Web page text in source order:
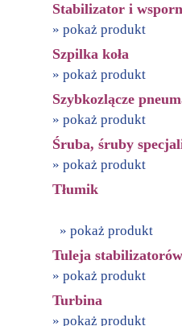
Stabilizator i
» pokaż produkt
Szpilka koła
» pokaż produkt
Szybkozlącze
» pokaż produkt
Śruba, śruby
» pokaż produkt
Tłumik
» pokaż produkt
Tuleja
» pokaż produkt
Turbina
» pokaż produkt